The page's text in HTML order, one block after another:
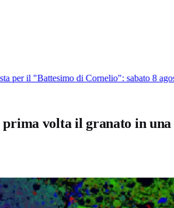
per il "Battesimo di Cornelio": sabato 8
volta il granato in